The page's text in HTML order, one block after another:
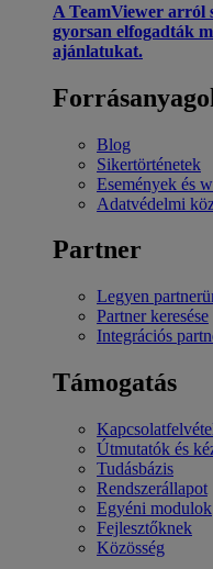
A TeamViewer arról
gyorsan elfogadták
ajánlatukat.
Blog
Sikertörténetek
Események és
Adatvédelmi
Partner
Legyen
Partner keresése
Integrációs
Támogatás
Útmutatók és
Tudásbázis
Rendszerállapot
Egyéni modulok
Fejlesztőknek
Közösség